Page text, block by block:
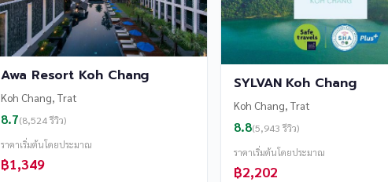
Awa Resort Koh Chang
Koh Chang, Trat
8.7(8,524 รีวิว)
ราคาเริ่มต้นโดยประมาณ
฿1,349
SYLVAN Koh Chang
Koh Chang, Trat
8.8(5,943 รีวิว)
ราคาเริ่มต้นโดยประมาณ
฿2,202